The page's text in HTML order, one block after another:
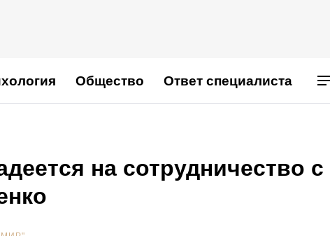
Общество Ответ специалиста
на сотрудничество с